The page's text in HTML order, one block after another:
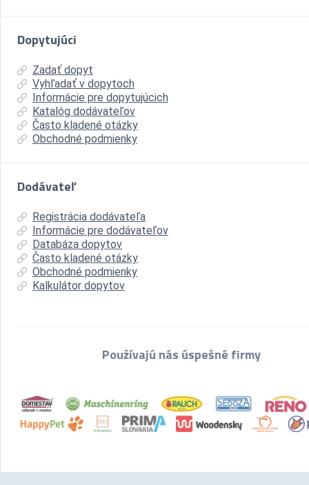
Dopytujúci
Zadať dopyt
Vyhľadať v dopytoch
Informácie pre dopytujúcich
Katalóg dodávateľov
Často kladené otázky
Obchodné podmienky
Dodávateľ
Registrácia dodávateľa
Informácie pre dodávateľov
Databáza dopytov
Často kladené otázky
Obchodné podmienky
Kalkulátor dopytov
Používajú nás úspešné firmy